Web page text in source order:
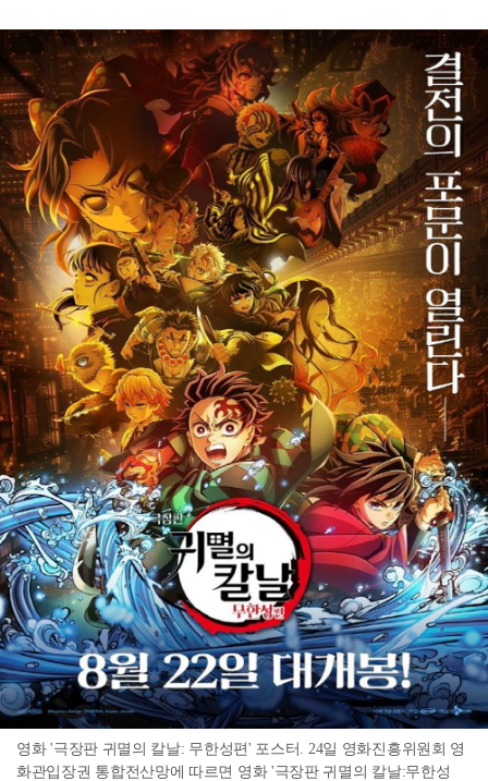
영화 '극장판 귀멸의 칼날: 무한성편' 포스터. 24일 영화진흥위원회 영
화관입장권 통합전산망에 따르면 영화 '극장판 귀멸의 칼날:무한성